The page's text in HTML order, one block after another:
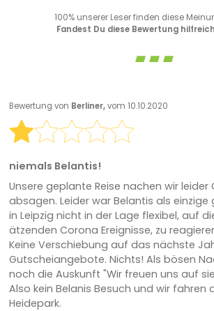
100% unserer Leser finden diese
Fandest Du diese Bewertung
Bewertung von Berliner,vom 10.10.2020
niemals Belantis!
Unsere geplante Reise nachen wir
absagen. Leider war Belantis als
in Leipzig nicht in der Lage flexibel, auf
ätzenden Corona Ereignisse, zu
Keine Verschiebung auf das nächste
Gutscheiangebote. Nichts! Als bösen
noch die Auskunft "Wir freuen uns auf
Also kein Belanis Besuch und wir fahren
Heidepark.